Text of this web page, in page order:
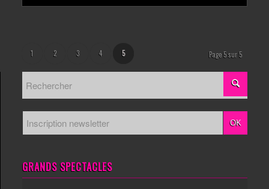
Page 5 sur 5
1 2 3 4 5
GRANDS SPECTACLES